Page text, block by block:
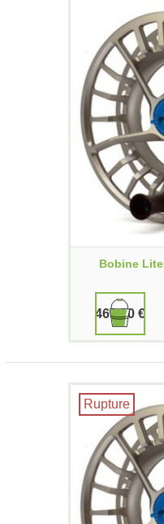
Bobine
469,90 €
Rupture